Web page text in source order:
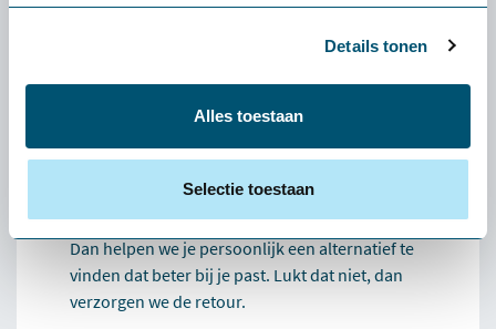
Details tonen
Alles toestaan
Selectie toestaan
uitzondering: als je een klein product (zoals een
muis of toetsenbord) wilt retourneren, zijn de
verzendkosten voor eigen rekening.
Wat als het product niet bij mij past?
Dan helpen we je persoonlijk een alternatief te
vinden dat beter bij je past. Lukt dat niet, dan
verzorgen we de retour.